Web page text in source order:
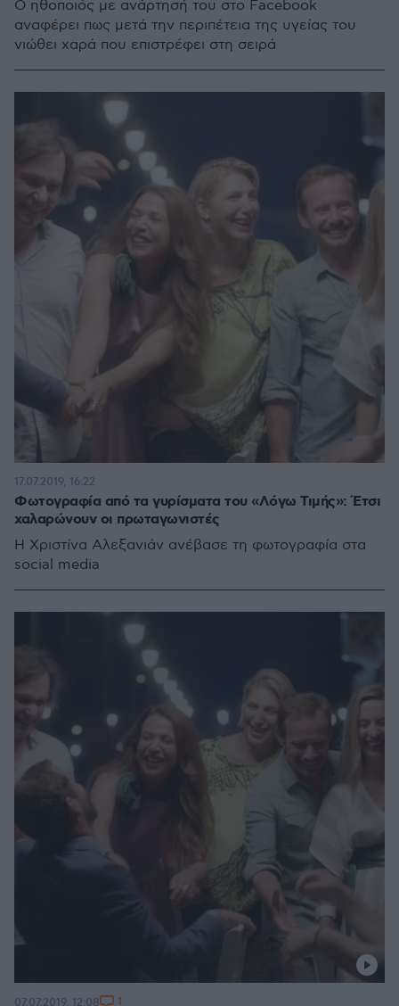
Ο ηθοποιός με ανάρτησή του στο Facebook
αναφέρει πως μετά την περιπέτεια της υγείας του
νιώθει χαρά που επιστρέφει στη σειρά
Φωτογραφία από τα γυρίσματα του «Λόγω Τιμής»: Έτσι
χαλαρώνουν οι πρωταγωνιστές
H Χριστίνα Αλεξανιάν ανέβασε τη φωτογραφία στα
social media
17.07.2019, 16:22
07.07.2019, 12:08 1